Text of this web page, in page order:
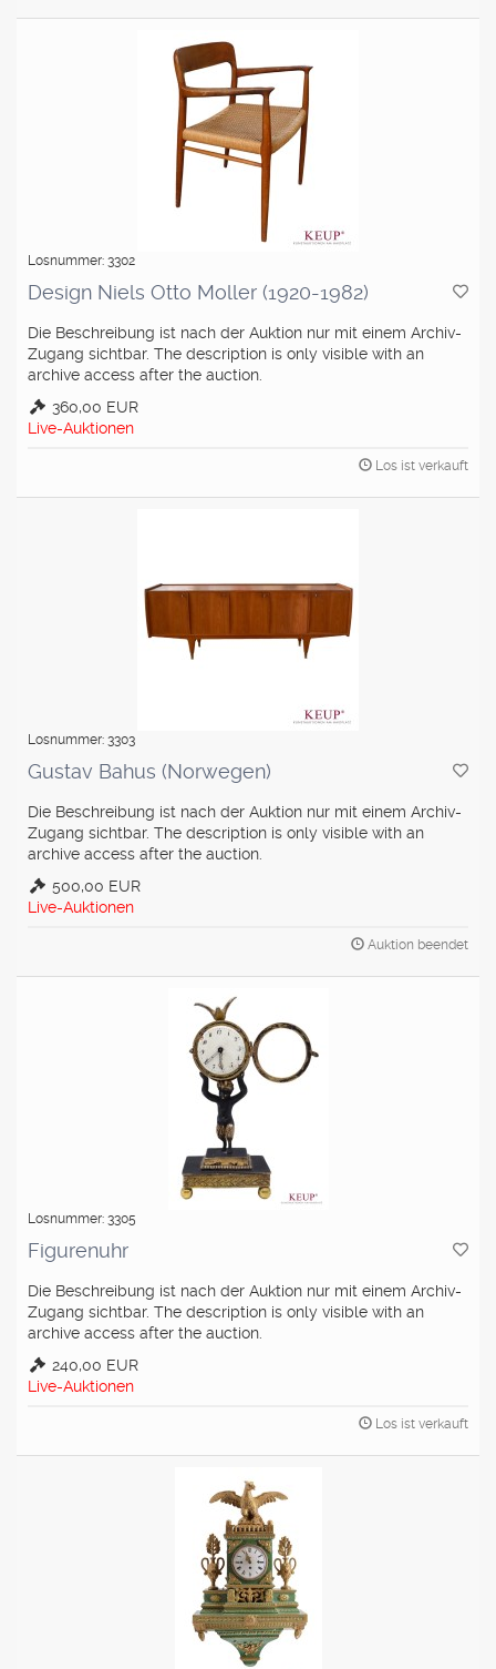
Losnummer: 3302
Design Niels Otto Moller (1920-1982)
Die Beschreibung ist nach der Auktion nur mit einem Archiv-
Zugang sichtbar. The description is only visible with an
archive access after the auction.
360,00 EUR
Live-Auktionen
Los ist verkauft
Losnummer: 3303
Gustav Bahus (Norwegen)
Die Beschreibung ist nach der Auktion nur mit einem Archiv-
Zugang sichtbar. The description is only visible with an
archive access after the auction.
500,00 EUR
Live-Auktionen
Auktion beendet
Losnummer: 3305
Figurenuhr
Die Beschreibung ist nach der Auktion nur mit einem Archiv-
Zugang sichtbar. The description is only visible with an
archive access after the auction.
240,00 EUR
Live-Auktionen
Los ist verkauft